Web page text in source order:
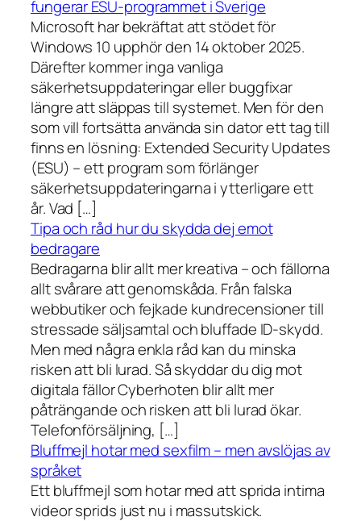
fungerar ESU-programmet i Sverige
Microsoft har bekräftat att stödet för
Windows 10 upphör den 14 oktober 2025.
Därefter kommer inga vanliga
säkerhetsuppdateringar eller buggfixar
längre att släppas till systemet. Men för den
som vill fortsätta använda sin dator ett tag till
finns en lösning: Extended Security Updates
(ESU) – ett program som förlänger
säkerhetsuppdateringarna i ytterligare ett
år. Vad […]
Tipa och råd hur du skydda dej emot
bedragare
Bedragarna blir allt mer kreativa – och fällorna
allt svårare att genomskåda. Från falska
webbutiker och fejkade kundrecensioner till
stressade säljsamtal och bluffade ID-skydd.
Men med några enkla råd kan du minska
risken att bli lurad. Så skyddar du dig mot
digitala fällor Cyberhoten blir allt mer
påträngande och risken att bli lurad ökar.
Telefonförsäljning, […]
Bluffmejl hotar med sexfilm – men avslöjas av
språket
Ett bluffmejl som hotar med att sprida intima
videor sprids just nu i massutskick.